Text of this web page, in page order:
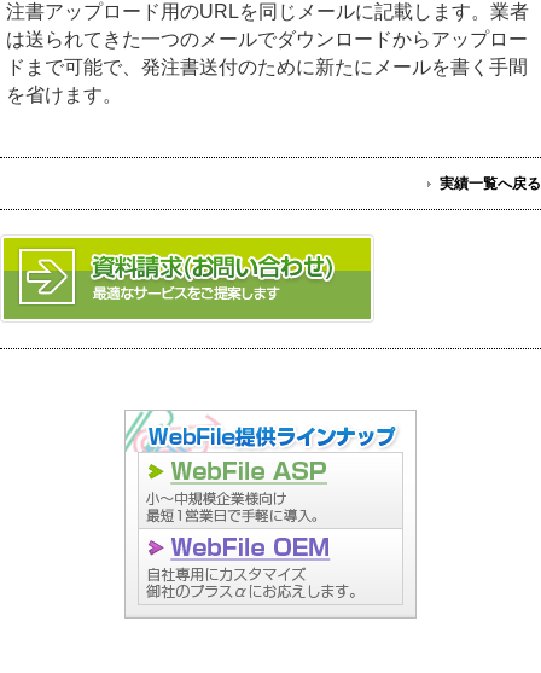
注書アップロード用のURLを同じメールに記載します。業者
は送られてきた一つのメールでダウンロードからアップロー
ドまで可能で、発注書送付のために新たにメールを書く手間
を省けます。
実績一覧へ戻る